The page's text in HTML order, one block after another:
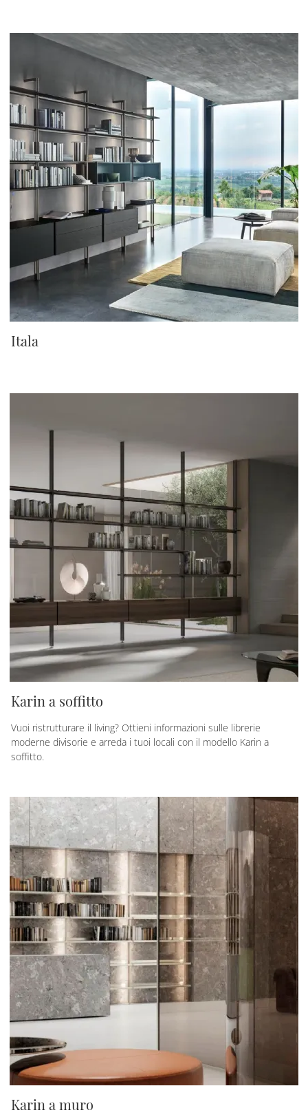
Itala
Karin a soffitto
Vuoi ristrutturare il living? Ottieni informazioni sulle librerie
moderne divisorie e arreda i tuoi locali con il modello Karin a
soffitto.
Karin a muro